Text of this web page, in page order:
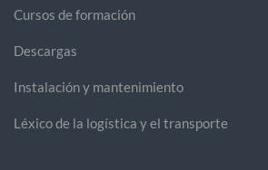
Cursos de formación
Descargas
Instalación y mantenimiento
Léxico de la logística y el transporte